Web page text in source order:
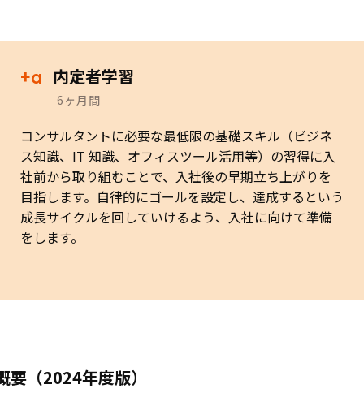
+a 内定者学習
6ヶ月間
コンサルタントに必要な最低限の基礎スキル（ビジネ
ス知識、IT 知識、オフィスツール活用等）の習得に入
社前から取り組むことで、入社後の早期立ち上がりを
目指します。自律的にゴールを設定し、達成するという
成長サイクルを回していけるよう、入社に向けて準備
をします。
要（2024年度版）